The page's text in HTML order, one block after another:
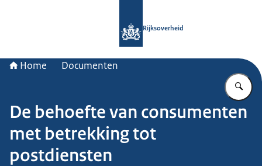
Rijksoverheid
Home Documenten
De behoefte van consumenten
met betrekking tot
postdiensten